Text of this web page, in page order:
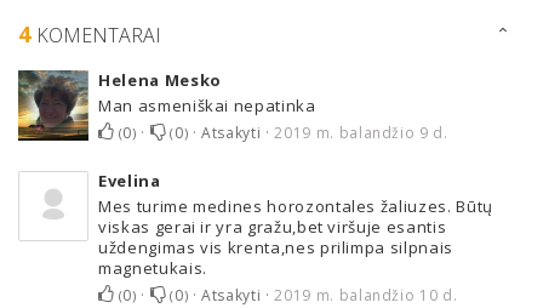
4 KOMENTARAI
Helena Mesko
Man asmeniškai nepatinka
(0) · (0) ·Atsakyti ·2019 m. balandžio 9 d.
Evelina
Mes turime medines horozontales žaliuzes. Būtų
viskas gerai ir yra gražu,bet viršuje esantis
uždengimas vis krenta,nes prilimpa silpnais
magnetukais.
(0) · (0) ·Atsakyti ·2019 m. balandžio 10 d.